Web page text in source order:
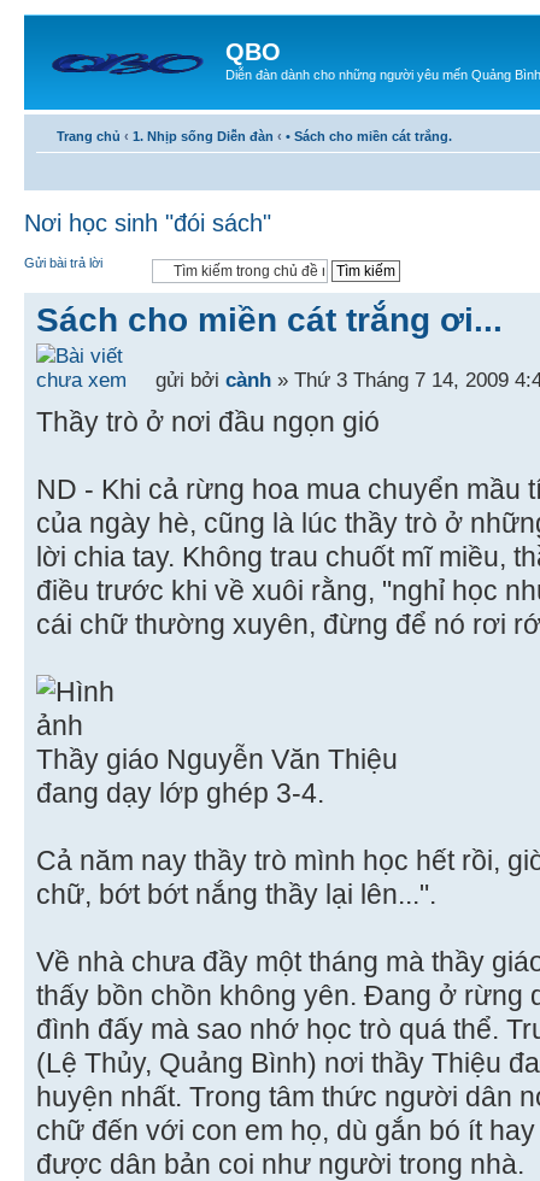
QBO
Diễn đàn dành cho những người yêu mến Quảng Bình
Trang chủ ‹ 1. Nhịp sống Diễn đàn ‹ • Sách cho miền cát trắng.
Nơi học sinh "đói sách"
Gửi bài trả lời
Sách cho miền cát trắng ơi...
gửi bởi cành » Thứ 3 Tháng 7 14, 2009
Thầy trò ở nơi đầu ngọn gió
ND - Khi cả rừng hoa mua chuyển mầu
của ngày hè, cũng là lúc thầy trò ở
lời chia tay. Không trau chuốt mĩ miều,
điều trước khi về xuôi rằng, "nghỉ học
cái chữ thường xuyên, đừng để nó rơi
Thầy giáo Nguyễn Văn Thiệu
đang dạy lớp ghép 3-4.
Cả năm nay thầy trò mình học hết rồi,
chữ, bớt bớt nắng thầy lại lên...".
Về nhà chưa đầy một tháng mà thầy
thấy bồn chồn không yên. Ðang ở rừng
đình đấy mà sao nhớ học trò quá thể.
(Lệ Thủy, Quảng Bình) nơi thầy Thiệu
huyện nhất. Trong tâm thức người dân
chữ đến với con em họ, dù gắn bó ít
được dân bản coi như người trong nhà.